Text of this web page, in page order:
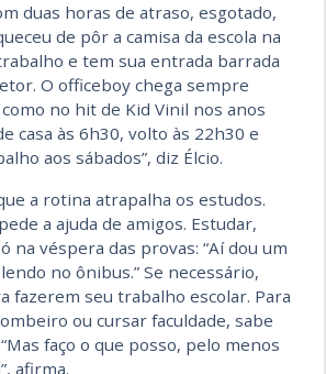
duas horas de atraso, esgotado,
de pôr a camisa da escola na
e tem sua entrada barrada
O officeboy chega sempre
no hit de Kid Vinil nos anos
casa às 6h30, volto às 22h30 e
aos sábados”, diz Élcio.
a rotina atrapalha os estudos.
a ajuda de amigos. Estudar,
na véspera das provas: “Aí dou um
no ônibus.” Se necessário,
fazerem seu trabalho escolar. Para
ou cursar faculdade, sabe
faço o que posso, pelo menos
afirma.